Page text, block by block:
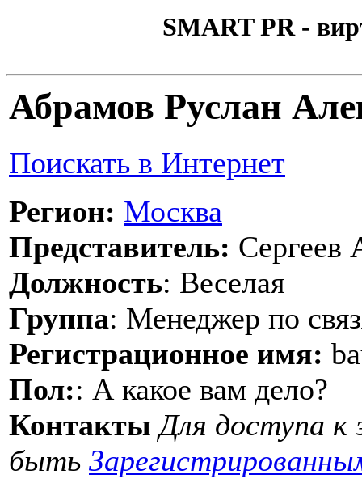
SMART PR -
Абрамов Руслан
Поискать в Интернет
Регион: Москва
Представитель: Сергеев
Должность: Веселая
Группа: Менеджер по
Регистрационное имя:
Пол:: А какое вам дело?
Контакты Для доступа к
быть